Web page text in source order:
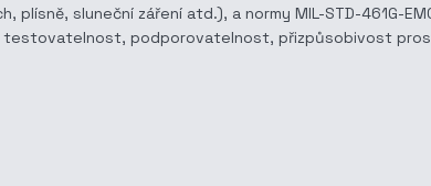
sluneční záření atd.), a normy MIL-STD-461G-
podporovatelnost, přizpůsobivost